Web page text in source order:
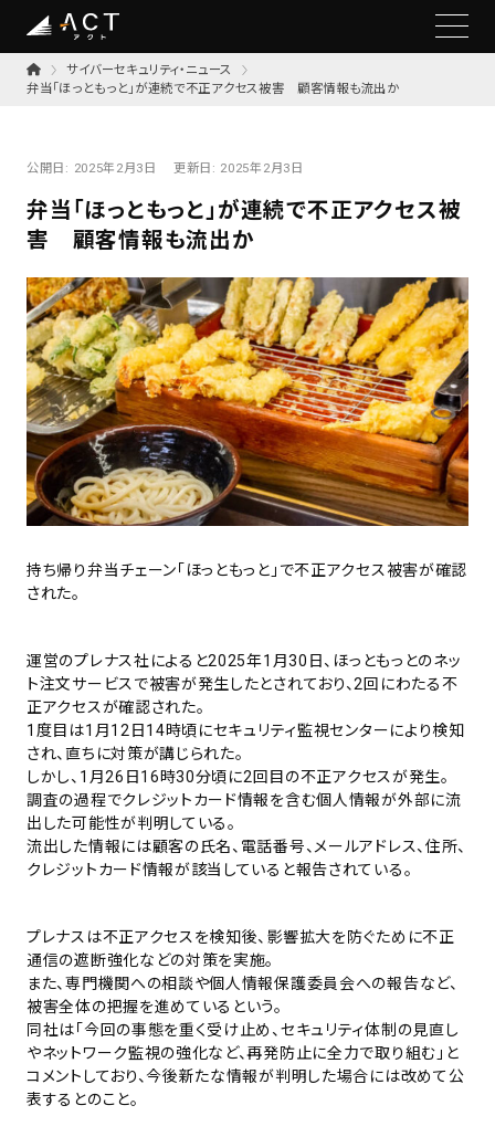
サイバーセキュリティ・ニュース
弁当「ほっともっと」が連続で不正アクセス被害 顧客情報も流出か
公開日: 2025年2月3日 更新日: 2025年2月3日
弁当「ほっともっと」が連続で不正アクセス被
害 顧客情報も流出か
持ち帰り弁当チェーン「ほっともっと」で不正アクセス被害が確認
された。
運営のプレナス社によると2025年1月30日、ほっともっとのネッ
ト注文サービスで被害が発生したとされており、2回にわたる不
正アクセスが確認された。
1度目は1月12日14時頃にセキュリティ監視センターにより検知
され、直ちに対策が講じられた。
しかし、1月26日16時30分頃に2回目の不正アクセスが発生。
調査の過程でクレジットカード情報を含む個人情報が外部に流
出した可能性が判明している。
流出した情報には顧客の氏名、電話番号、メールアドレス、住所、
クレジットカード情報が該当していると報告されている。
プレナスは不正アクセスを検知後、影響拡大を防ぐために不正
通信の遮断強化などの対策を実施。
また、専門機関への相談や個人情報保護委員会への報告など、
被害全体の把握を進めているという。
同社は「今回の事態を重く受け止め、セキュリティ体制の見直し
やネットワーク監視の強化など、再発防止に全力で取り組む」と
コメントしており、今後新たな情報が判明した場合には改めて公
表するとのこと。